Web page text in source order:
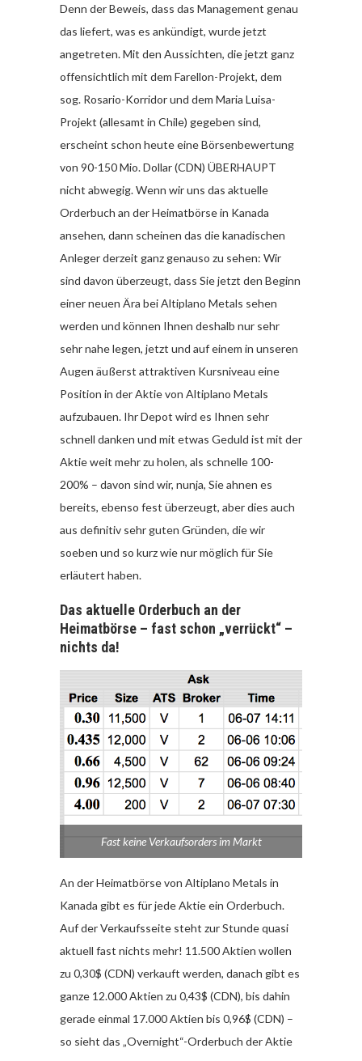
Denn der Beweis, dass das Management genau
das liefert, was es ankündigt, wurde jetzt
angetreten. Mit den Aussichten, die jetzt ganz
offensichtlich mit dem Farellon-Projekt, dem
sog. Rosario-Korridor und dem Maria Luisa-
Projekt (allesamt in Chile) gegeben sind,
erscheint schon heute eine Börsenbewertung
von 90-150 Mio. Dollar (CDN) ÜBERHAUPT
nicht abwegig. Wenn wir uns das aktuelle
Orderbuch an der Heimatbörse in Kanada
ansehen, dann scheinen das die kanadischen
Anleger derzeit ganz genauso zu sehen: Wir
sind davon überzeugt, dass Sie jetzt den Beginn
einer neuen Ära bei Altiplano Metals sehen
werden und können Ihnen deshalb nur sehr
sehr nahe legen, jetzt und auf einem in unseren
Augen äußerst attraktiven Kursniveau eine
Position in der Aktie von Altiplano Metals
aufzubauen. Ihr Depot wird es Ihnen sehr
schnell danken und mit etwas Geduld ist mit der
Aktie weit mehr zu holen, als schnelle 100-
200% – davon sind wir, nunja, Sie ahnen es
bereits, ebenso fest überzeugt, aber dies auch
aus definitiv sehr guten Gründen, die wir
soeben und so kurz wie nur möglich für Sie
erläutert haben.
Das aktuelle Orderbuch an der
Heimatbörse – fast schon „verrückt“ –
nichts da!
Fast keine Verkaufsorders im Markt
An der Heimatbörse von Altiplano Metals in
Kanada gibt es für jede Aktie ein Orderbuch.
Auf der Verkaufsseite steht zur Stunde quasi
aktuell fast nichts mehr! 11.500 Aktien wollen
zu 0,30$ (CDN) verkauft werden, danach gibt es
ganze 12.000 Aktien zu 0,43$ (CDN), bis dahin
gerade einmal 17.000 Aktien bis 0,96$ (CDN) –
so sieht das „Overnight“-Orderbuch der Aktie